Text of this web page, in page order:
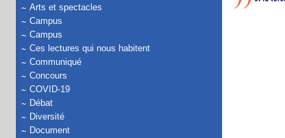
Arts et spectacles
Campus
Campus
Ces lectures qui nous habitent
Communiqué
Concours
COVID-19
Débat
Diversité
Document